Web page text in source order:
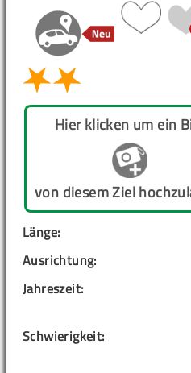
Hier klicken um ein
von diesem Ziel
Länge:
Ausrichtung:
Jahreszeit:
Schwierigkeit: